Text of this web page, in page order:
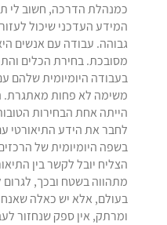
כמנהלת הדרכה, חשוב לי
המידע העדכני שיכול
גבוהה. עבודה עם אנשים
מסובכת. בחירת הכלים
בעבודה היומיומית שלהם
משימה לא פחות מאתגרת.
הייתה אחת הבחירות
לחבר את הידע התיאורטי
בשפה היומיומית של
הצליח יובל לקשר בין
מתהווה בשטח ובכך, לגרום
בעולם, אלא יש כאלה
ומרתק, אין ספק שנחזור